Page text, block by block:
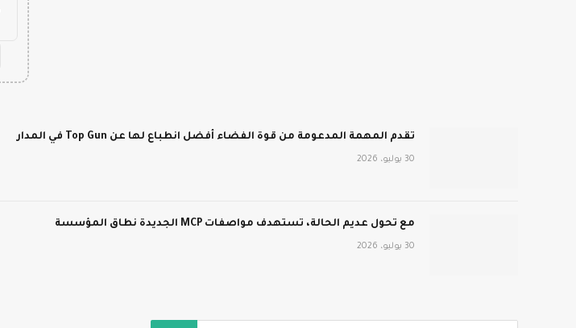
تقدم المهمة المدعومة من قوة الفضاء أفضل انطباع لها عن Top Gun في المدار
30 يوليو، 2026
مع تحول عديم الحالة، تستهدف مواصفات MCP الجديدة نطاق المؤسسة
30 يوليو، 2026